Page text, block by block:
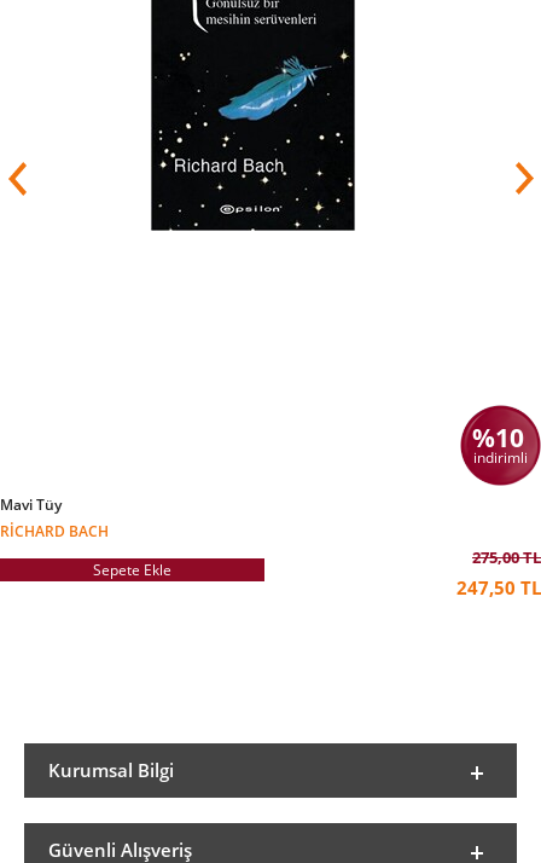
%10
indirimli
Mavi Tüy
RICHARD BACH
Sepete Ekle
275,00 TL
247,50 TL
Kurumsal Bilgi
Güvenli Alışveriş